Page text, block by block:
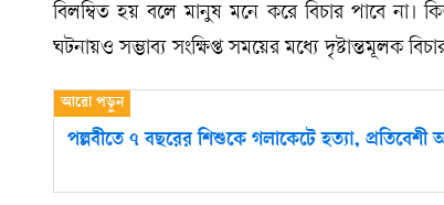
বিলম্বিত হয় বলে মানুষ মনে করে বিচার পাবে না।
ঘটনায়ও সম্ভাব্য সংক্ষিপ্ত সময়ের মধ্যে দৃষ্টান্তমূলক
পল্লবীতে ৭ বছরের শিশুকে গলাকেটে হত্যা,